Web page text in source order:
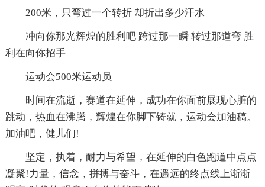
200米，只弯过一个转折 却折出多少汗水
冲向你那光辉煌的胜利吧 跨过那一瞬 转过那道弯 胜
利在向你招手
运动会500米运动员
时间在流逝，赛道在延伸，成功在你面前展现心脏的
跳动，热血在沸腾，辉煌在你脚下铸就，运动会加油稿。
加油吧，健儿们!
坚定，执着，耐力与希望，在延伸的白色跑道中点点
凝聚!力量，信念，拼搏与奋斗，在遥远的终点线上渐渐